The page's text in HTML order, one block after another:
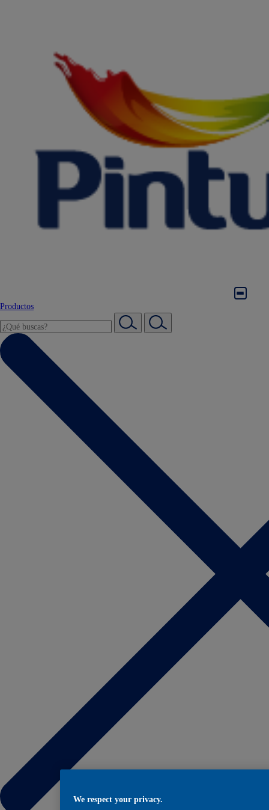
Productos
We respect your privacy.